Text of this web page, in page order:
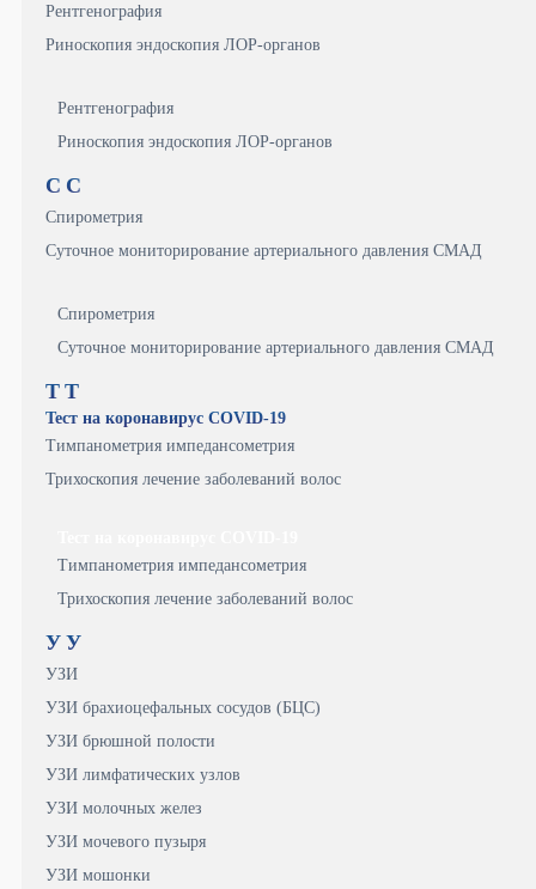
Рентгенография
Риноскопия эндоскопия ЛОР-органов
Рентгенография
Риноскопия эндоскопия ЛОР-органов
С С
Спирометрия
Суточное мониторирование артериального давления СМАД
Спирометрия
Суточное мониторирование артериального давления СМАД
Т Т
Тест на коронавирус COVID-19
Тимпанометрия импедансометрия
Трихоскопия лечение заболеваний волос
Тимпанометрия импедансометрия
Трихоскопия лечение заболеваний волос
У У
УЗИ
УЗИ брахиоцефальных сосудов (БЦС)
УЗИ брюшной полости
УЗИ лимфатических узлов
УЗИ молочных желез
УЗИ мочевого пузыря
УЗИ мошонки